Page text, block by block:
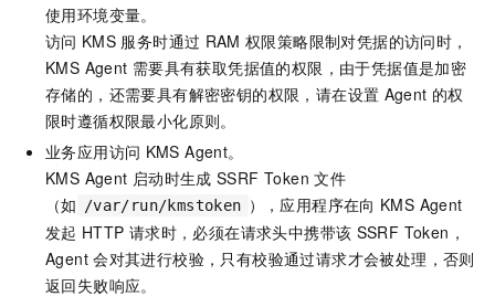
使用环境变量。
访问 KMS 服务时通过 RAM 权限策略限制对凭据的访问时，
KMS Agent 需要具有获取凭据值的权限，由于凭据值是加密
存储的，还需要具有解密密钥的权限，请在设置 Agent 的权
限时遵循权限最小化原则。
业务应用访问 KMS Agent。
KMS Agent 启动时生成 SSRF Token 文件
（如
/var/run/kmstoken ），应用程序在向 KMS Agent
发起 HTTP 请求时，必须在请求头中携带该 SSRF Token，
Agent 会对其进行校验，只有校验通过请求才会被处理，否则
返回失败响应。